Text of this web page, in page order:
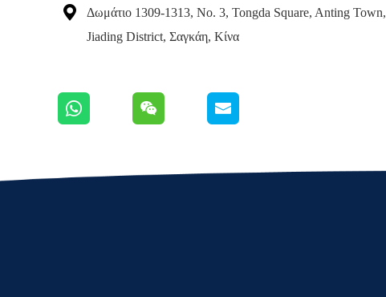

Δωμάτιο 1309-1313, Νο. 3, Tongda Square, Anting Town,
Jiading District, Σαγκάη, Κίνα